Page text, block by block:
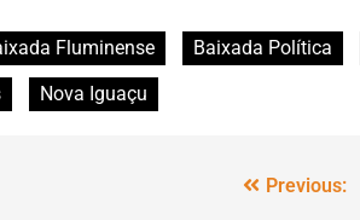
Fluminense Baixada Política
Nova Iguaçu
Previous: